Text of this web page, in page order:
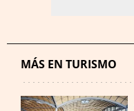
MÁS EN TURISMO